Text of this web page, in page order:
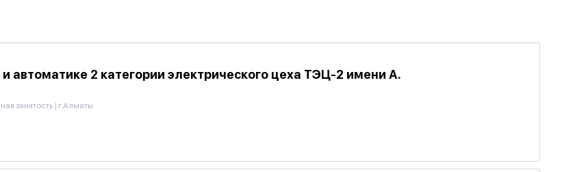
автоматике 2 категории электрического цеха ТЭЦ-2 имени А.
занятость | г.Алматы